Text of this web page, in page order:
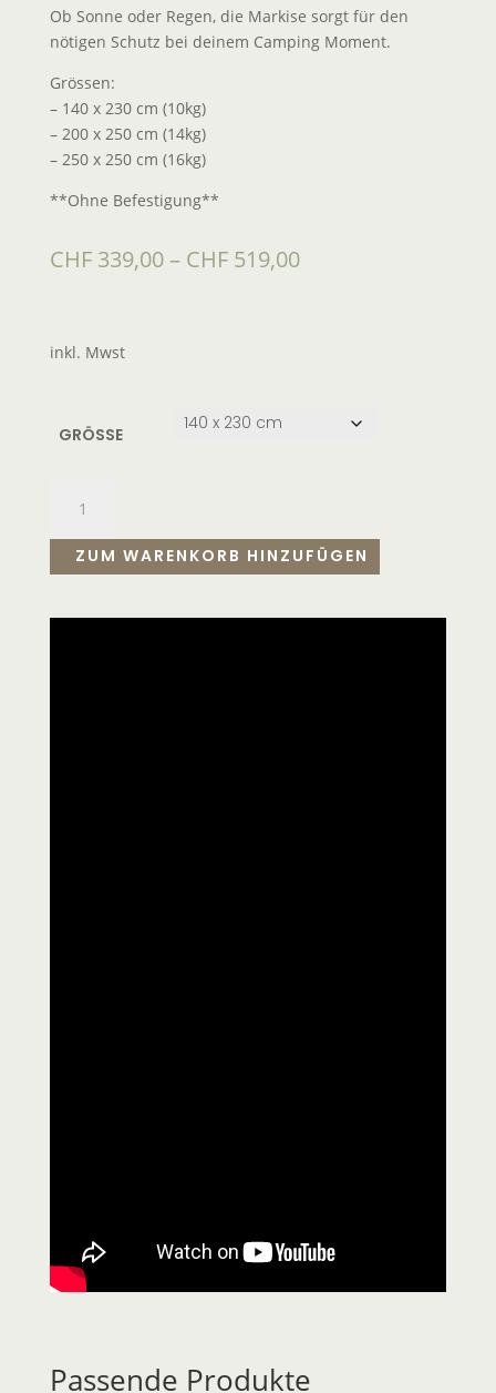
Ob Sonne oder Regen, die Markise sorgt für den
nötigen Schutz bei deinem Camping Moment.
Grössen:
– 140 x 230 cm (10kg)
– 200 x 250 cm (14kg)
– 250 x 250 cm (16kg)
**Ohne Befestigung**
CHF339,00– CHF519,00
inkl. Mwst
GRÖSSE
ZUM WARENKORB HINZUFÜGEN
Passende Produkte